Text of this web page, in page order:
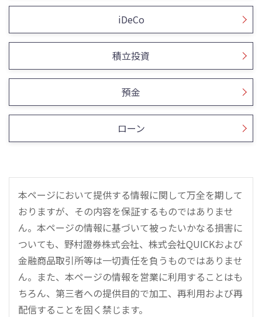
iDeCo
積立投資
預金
ローン
本ページにおいて提供する情報に関して万全を期して
おりますが、その内容を保証するものではありませ
ん。本ページの情報に基づいて被ったいかなる損害に
ついても、野村證券株式会社、株式会社QUICKおよび
金融商品取引所等は一切責任を負うものではありませ
ん。また、本ページの情報を営業に利用することはも
ちろん、第三者への提供目的で加工、再利用および再
配信することを固く禁じます。